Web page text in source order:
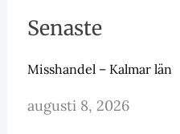
Senaste
Misshandel – Kalmar län
augusti 8, 2026